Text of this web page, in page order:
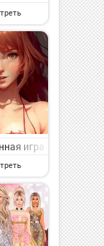
- интересная
игра Anime